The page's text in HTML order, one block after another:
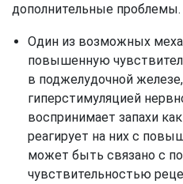
дополнительные проблемы.
Один из возможных
повышенную
в поджелудочной
гиперстимуляцией
воспринимает запахи
реагирует на них с
может быть связано с
чувствительностью